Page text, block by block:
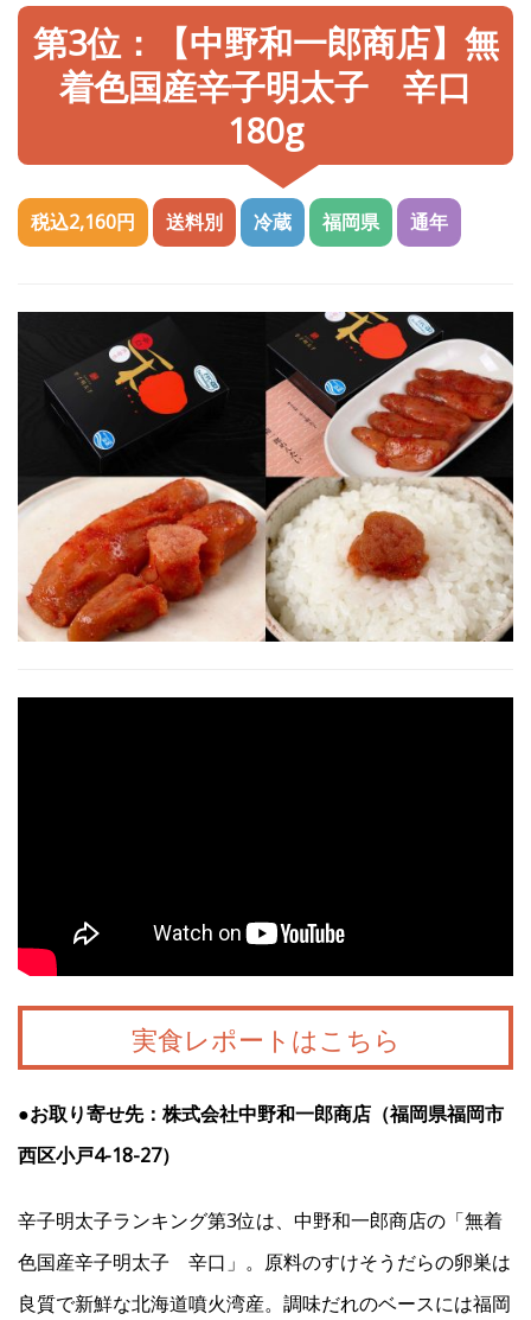
第3位：【中野和一郎商店】無
着色国産辛子明太子 辛口
180g
税込2,160円 送料別 冷蔵 福岡県 通年
実食レポートはこちら
●お取り寄せ先：株式会社中野和一郎商店（福岡県福岡市
西区小戸4-18-27）
辛子明太子ランキング第3位は、中野和一郎商店の「無着
色国産辛子明太子 辛口」。原料のすけそうだらの卵巣は
良質で新鮮な北海道噴火湾産。調味だれのベースには福岡